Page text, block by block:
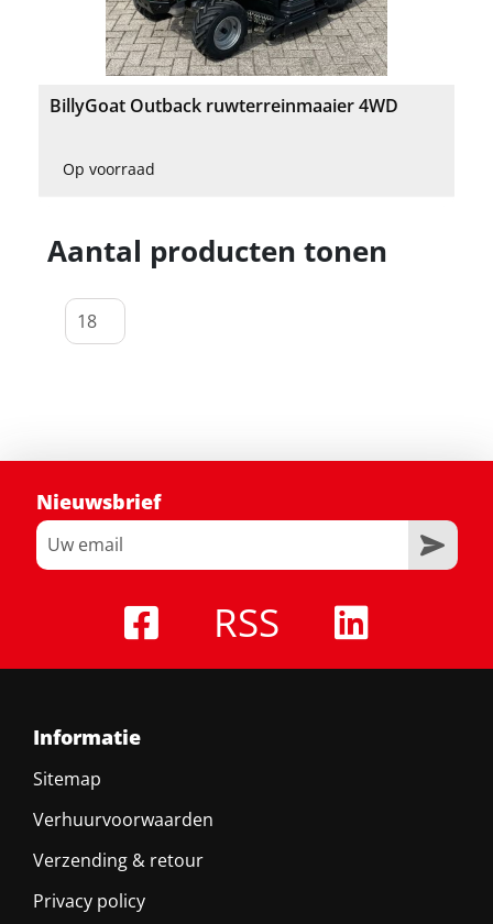
BillyGoat Outback ruwterreinmaaier 4WD
Op voorraad
Aantal producten tonen
Nieuwsbrief
RSS
Informatie
Sitemap
Verhuurvoorwaarden
Verzending & retour
Privacy policy